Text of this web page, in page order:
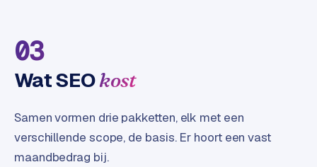
t
r
i
B
2
03
Wat SEOkost
Samen vormen drie pakketten, elk met een
verschillende scope, de basis. Er hoort een vast
maandbedrag bij.